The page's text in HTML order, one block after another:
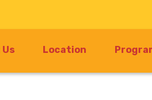
Location